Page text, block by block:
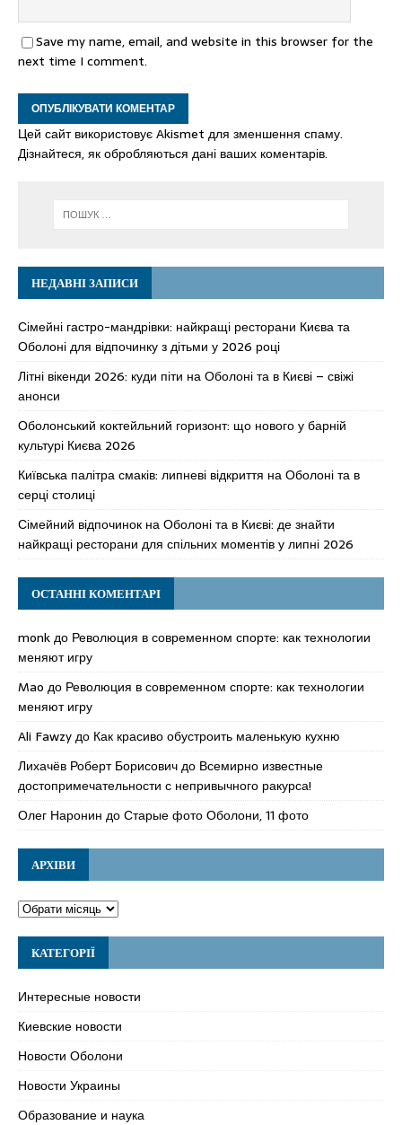
Save my name, email, and website in this browser for the
next time I comment.
Цей сайт використовує Akismet для зменшення спаму.
Дізнайтеся, як обробляються дані ваших коментарів.
НЕДАВНІ ЗАПИСИ
Сімейні гастро-мандрівки: найкращі ресторани Києва та
Оболоні для відпочинку з дітьми у 2026 році
Літні вікенди 2026: куди піти на Оболоні та в Києві – свіжі
анонси
Оболонський коктейльний горизонт: що нового у барній
культурі Києва 2026
Київська палітра смаків: липневі відкриття на Оболоні та в
серці столиці
Сімейний відпочинок на Оболоні та в Києві: де знайти
найкращі ресторани для спільних моментів у липні 2026
ОСТАННІ КОМЕНТАРІ
monkдо Революция в современном спорте: как технологии
меняют игру
Mao до Революция в современном спорте: как технологии
меняют игру
Ali Fawzyдо Как красиво обустроить маленькую кухню
Лихачёв Роберт Борисовичдо Всемирно известные
достопримечательности с непривычного ракурса!
Олег Наронин доСтарые фото Оболони, 11 фото
АРХІВИ
КАТЕГОРІЇ
Интересные новости
Киевские новости
Новости Оболони
Новости Украины
Образование и наука